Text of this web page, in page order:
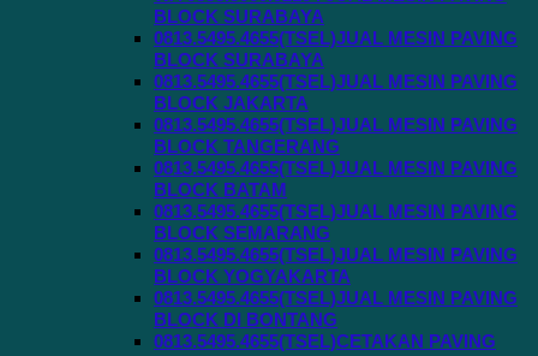
BLOCK SURABAYA
0813.5495.4655(TSEL)JUAL MESIN PAVING
BLOCK SURABAYA
0813.5495.4655(TSEL)JUAL MESIN PAVING
BLOCK JAKARTA
0813.5495.4655(TSEL)JUAL MESIN PAVING
BLOCK TANGERANG
0813.5495.4655(TSEL)JUAL MESIN PAVING
BLOCK BATAM
0813.5495.4655(TSEL)JUAL MESIN PAVING
BLOCK SEMARANG
0813.5495.4655(TSEL)JUAL MESIN PAVING
BLOCK YOGYAKARTA
0813.5495.4655(TSEL)JUAL MESIN PAVING
BLOCK DI BONTANG
0813.5495.4655(TSEL)CETAKAN PAVING